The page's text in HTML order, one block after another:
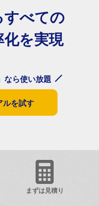
すべての
化を実現
なら使い放題
ルを試す
まずは見積り